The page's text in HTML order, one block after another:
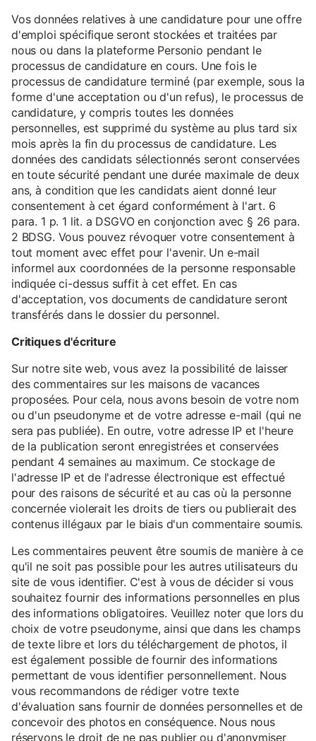
Vos données relatives à une candidature pour une offre
d'emploi spécifique seront stockées et traitées par
nous ou dans la plateforme Personio pendant le
processus de candidature en cours. Une fois le
processus de candidature terminé (par exemple, sous la
forme d'une acceptation ou d'un refus), le processus de
candidature, y compris toutes les données
personnelles, est supprimé du système au plus tard six
mois après la fin du processus de candidature. Les
données des candidats sélectionnés seront conservées
en toute sécurité pendant une durée maximale de deux
ans, à condition que les candidats aient donné leur
consentement à cet égard conformément à l'art. 6
para. 1 p. 1 lit. a DSGVO en conjonction avec § 26 para.
2 BDSG. Vous pouvez révoquer votre consentement à
tout moment avec effet pour l'avenir. Un e-mail
informel aux coordonnées de la personne responsable
indiquée ci-dessus suffit à cet effet. En cas
d'acceptation, vos documents de candidature seront
transférés dans le dossier du personnel.
Critiques d'écriture
Sur notre site web, vous avez la possibilité de laisser
des commentaires sur les maisons de vacances
proposées. Pour cela, nous avons besoin de votre nom
ou d'un pseudonyme et de votre adresse e-mail (qui ne
sera pas publiée). En outre, votre adresse IP et l'heure
de la publication seront enregistrées et conservées
pendant 4 semaines au maximum. Ce stockage de
l'adresse IP et de l'adresse électronique est effectué
pour des raisons de sécurité et au cas où la personne
concernée violerait les droits de tiers ou publierait des
contenus illégaux par le biais d'un commentaire soumis.
Les commentaires peuvent être soumis de manière à ce
qu'il ne soit pas possible pour les autres utilisateurs du
site de vous identifier. C'est à vous de décider si vous
souhaitez fournir des informations personnelles en plus
des informations obligatoires. Veuillez noter que lors du
choix de votre pseudonyme, ainsi que dans les champs
de texte libre et lors du téléchargement de photos, il
est également possible de fournir des informations
permettant de vous identifier personnellement. Nous
vous recommandons de rédiger votre texte
d'évaluation sans fournir de données personnelles et de
concevoir des photos en conséquence. Nous nous
réservons le droit de ne pas publier ou d'anonymiser